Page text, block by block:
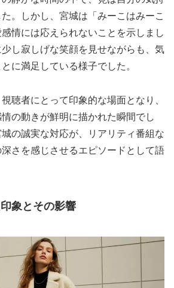
。しかし、宮城は「みーこはみーこ
情には応えられないことを示しまし
し寂しげな笑顔を見せながらも、気
に満足している様子でした。
聴者にとって印象的な場面となり、
の動きが鮮明に描かれた瞬間でし
の誠実な対応が、リアリティ番組な
さを感じさせるエピソードとして語
象とその影響